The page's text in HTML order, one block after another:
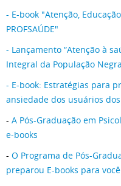
- E-book "Atenção,
PROFSAÚDE"
- Lançamento “Atenção à
Integral da População
- E-book: Estratégias para
ansiedade dos usuários
- A Pós-Graduação em
e-books
- O Programa de Pós-
preparou E-books para